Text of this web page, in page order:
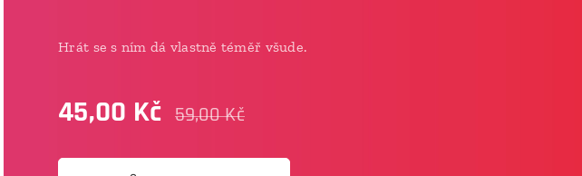
Hrát se s ním dá vlastně téměř všude.
45,00 Kč 59,00Kč